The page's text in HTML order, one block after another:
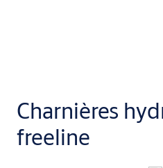
Charnières
freeline